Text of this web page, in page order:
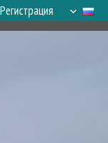
Регистрация